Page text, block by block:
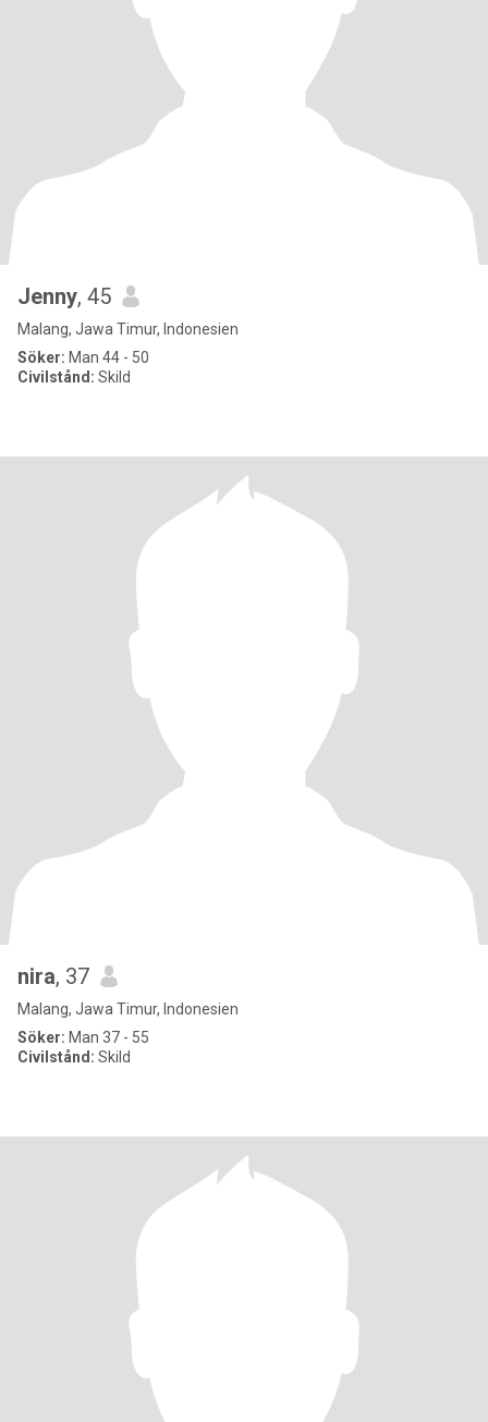
Jenny, 45
Malang, Jawa Timur, Indonesien
Söker: Man 44 - 50
Civilstånd: Skild
nira, 37
Malang, Jawa Timur, Indonesien
Söker: Man 37 - 55
Civilstånd: Skild